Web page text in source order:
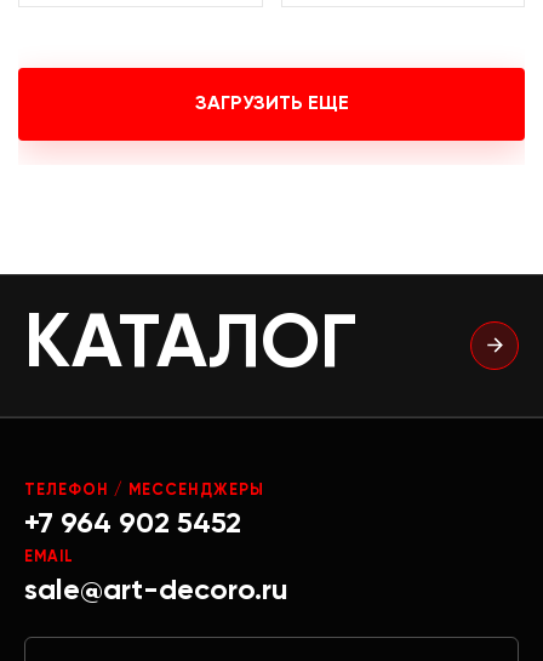
ЗАГРУЗИТЬ ЕЩЕ
КАТАЛОГ
ТЕЛЕФОН / МЕССЕНДЖЕРЫ
+7 964 902 5452
EMAIL
sale@art-decoro.ru